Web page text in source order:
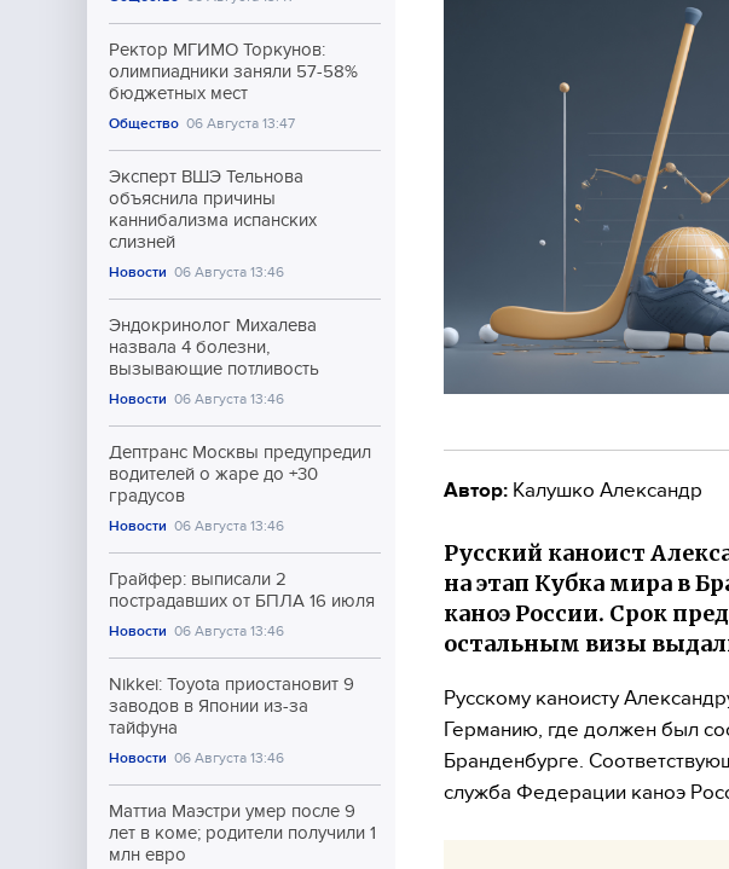
Ректор МГИМО Торкунов:
олимпиадники заняли 57-58%
бюджетных мест
Общество 06 Августа 13:47
Эксперт ВШЭ Тельнова
объяснила причины
каннибализма испанских
слизней
Новости 06 Августа 13:46
Эндокринолог Михалева
назвала 4 болезни,
вызывающие потливость
Новости 06 Августа 13:46
Дептранс Москвы предупредил
водителей о жаре до +30
градусов
Новости 06 Августа 13:46
Грайфер: выписали 2
пострадавших от БПЛА 16 июля
Новости 06 Августа 13:46
Nikkei: Toyota приостановит 9
заводов в Японии из-за
тайфуна
Новости 06 Августа 13:46
Маттиа Маэстри умер после 9
лет в коме; родители получили 1
млн евро
Автор: Калушко Александр
Русский каноист
на этап Кубка мира в
каноэ России. Срок
остальным визы
Русскому каноисту
Германию, где должен был
Бранденбурге.
служба Федерации каноэ